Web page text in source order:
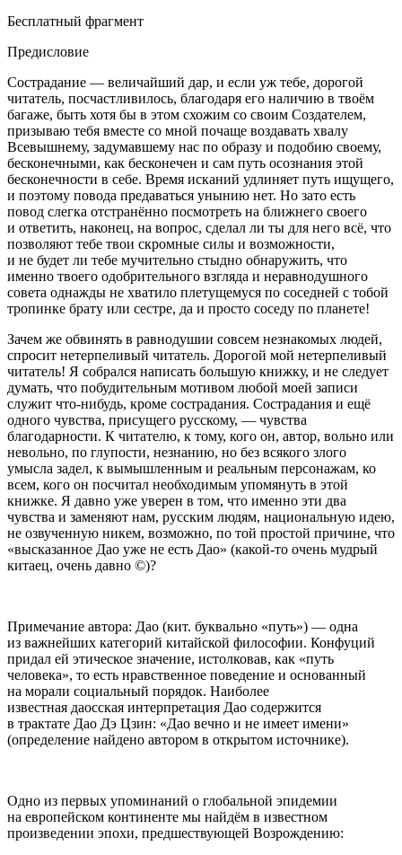
Бесплатный фрагмент
Предисловие
Сострадание — величайший дар, и если уж тебе, дорогой
читатель, посчастливилось, благодаря его наличию в твоём
багаже, быть хотя бы в этом схожим со своим Создателем,
призываю тебя вместе со мной почаще воздавать хвалу
Всевышнему, задумавшему нас по образу и подобию своему,
бесконечными, как бесконечен и сам путь осознания этой
бесконечности в себе. Время исканий удлиняет путь ищущего,
и поэтому повода предаваться унынию нет. Но зато есть
повод слегка отстранённо посмотреть на ближнего своего
и ответить, наконец, на вопрос, сделал ли ты для него всё, что
позволяют тебе твои скромные силы и возможности,
и не будет ли тебе мучительно стыдно обнаружить, что
именно твоего одобрительного взгляда и неравнодушного
совета однажды не хватило плетущемуся по соседней с тобой
тропинке брату или сестре, да и просто соседу по планете!
Зачем же обвинять в равнодушии совсем незнакомых людей,
спросит нетерпеливый читатель. Дорогой мой нетерпеливый
читатель! Я собрался написать большую книжку, и не следует
думать, что побудительным мотивом любой моей записи
служит что-нибудь, кроме сострадания. Сострадания и ещё
одного чувства, присущего русскому, — чувства
благодарности. К читателю, к тому, кого он, автор, вольно или
невольно, по глупости, незнанию, но без всякого злого
умысла задел, к вымышленным и реальным персонажам, ко
всем, кого он посчитал необходимым упомянуть в этой
книжке. Я давно уже уверен в том, что именно эти два
чувства и заменяют нам, русским людям, национальную идею,
не озвученную никем, возможно, по той простой причине, что
«высказанное Дао уже не есть Дао» (какой-то очень мудрый
китаец, очень давно ©)?
Примечание автора: Дао (кит. буквально «путь») — одна
из важнейших категорий китайской философии. Конфуций
придал ей этическое значение, истолковав, как «путь
человека», то есть нравственное поведение и основанный
на морали социальный порядок. Наиболее
известная даосская интерпретация Дао содержится
в трактате Дао Дэ Цзин: «Дао вечно и не имеет имени»
(определение найдено автором в открытом источнике).
Одно из первых упоминаний о глобальной эпидемии
на европейском континенте мы найдём в известном
произведении эпохи, предшествующей Возрождению: